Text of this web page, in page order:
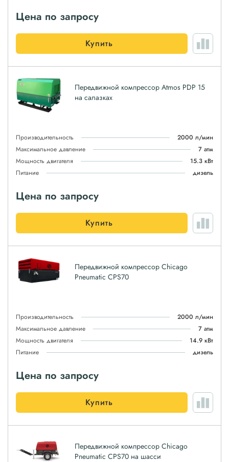
Цена по запросу
Купить
Передвижной компрессор Atmos PDP 15
на салазках
Производительность
2000 л/мин
Максимальное давление
7 атм
Мощность двигателя
15.3 кВт
Питание
дизель
Цена по запросу
Купить
Передвижной компрессор Chicago
Pneumatic CPS70
Производительность
2000 л/мин
Максимальное давление
7 атм
Мощность двигателя
14.9 кВт
Питание
дизель
Цена по запросу
Купить
Передвижной компрессор Chicago
Pneumatic CPS70 на шасси